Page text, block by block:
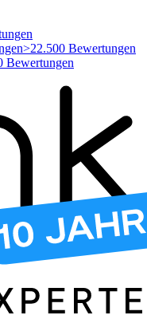
>22.500 Bewertungen
Bewertungen